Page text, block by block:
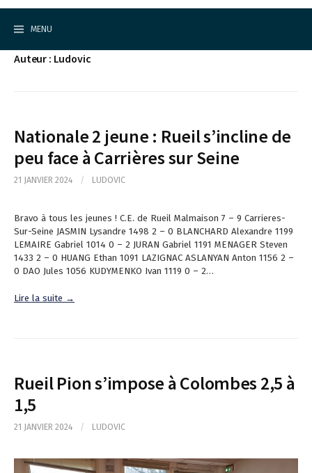
S
MENU
Auteur : Ludovic
Nationale 2 jeune : Rueil s’incline de
peu face à Carrières sur Seine
21 JANVIER 2024 / LUDOVIC
Bravo à tous les jeunes ! C.E. de Rueil Malmaison 7 – 9 Carrieres-
Sur-Seine JASMIN Lysandre 1498 2 – 0 BLANCHARD Alexandre 1199
LEMAIRE Gabriel 1014 0 – 2 JURAN Gabriel 1191 MENAGER Steven
1433 2 – 0 HUANG Ethan 1091 LAZIGNAC ASLANYAN Anton 1156 2 –
0 DAO Jules 1056 KUDYMENKO Ivan 1119 0 – 2…
Lire la suite →
Rueil Pion s’impose à Colombes 2,5 à
1,5
21 JANVIER 2024 / LUDOVIC